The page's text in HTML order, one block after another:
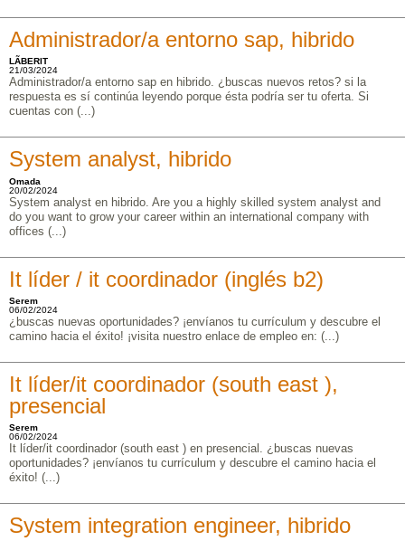
Administrador/a entorno sap, hibrido
LÃBERIT
21/03/2024
Administrador/a entorno sap en hibrido. ¿buscas nuevos retos? si la
respuesta es sí continúa leyendo porque ésta podría ser tu oferta. Si
cuentas con (...)
System analyst, hibrido
Omada
20/02/2024
System analyst en hibrido. Are you a highly skilled system analyst and
do you want to grow your career within an international company with
offices (...)
It líder / it coordinador (inglés b2)
Serem
06/02/2024
¿buscas nuevas oportunidades? ¡envíanos tu currículum y descubre el
camino hacia el éxito! ¡visita nuestro enlace de empleo en: (...)
It líder/it coordinador (south east ),
presencial
Serem
06/02/2024
It líder/it coordinador (south east ) en presencial. ¿buscas nuevas
oportunidades? ¡envíanos tu currículum y descubre el camino hacia el
éxito! (...)
System integration engineer, hibrido